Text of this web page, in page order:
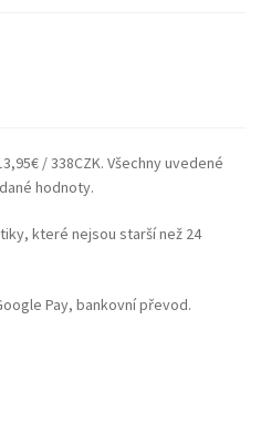
/ 338CZK. Všechny uvedené
hodnoty.
které nejsou starší než 24
Pay, bankovní převod.